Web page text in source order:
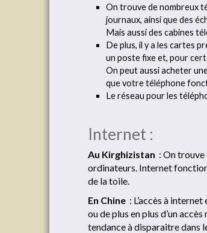
On trouve de nombreux
journaux, ainsi que des
Mais aussi des cabines
De plus, il y a les cartes
un poste fixe et, pour
On peut aussi acheter
que votre téléphone
Le réseau pour les
Internet :
Au Kirghizistan : On trouve
ordinateurs. Internet
de la toile.
En Chine : L’accès à
ou de plus en plus d’un
tendance à disparaitre dans